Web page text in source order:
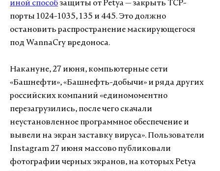
иной способзащиты от Petya — закрыть TCP-
порты 1024-1035, 135 и 445. Это должно
остановить распространение маскирующегося
под WannaCry вредоноса.
Накануне, 27 июня, компьютерные сети
«Башнефти», «Башнефть-добычи» и ряда других
российских компаний «единомоментно
перезагрузились, после чего скачали
неустановленное программное обеспечение и
вывели на экран заставку вируса». Пользователи
Instagram 27 июня массово публиковали
фотографии черных экранов, на которых Petya